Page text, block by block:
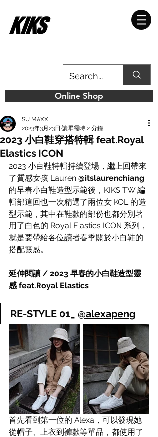
Online Shop
2023 小白鞋穿搭特輯 feat.Royal
Elastics ICON
SU MAXX
2023年3月23日 讀畢需時 2 分鐘
2023 小白鞋特輯持續登場，繼上回帶來
了質感女孩 Lauren @itslaurenchiang
的早春小白鞋造型示範後，KIKS TW 編
輯部這回也一次精選了兩位女 KOL 的造
型示範，其中在鞋款的部份也都分別著
用了白色的 Royal Elastics ICON 系列，
就是要帶給各位讀者春季關於小白鞋的
搭配靈感。
延伸閱讀 / 2023 早春的小白鞋造型靈
感 feat.Royal Elastics
RE-STYLE 01_ @alexapeng
首先看到第一位的 Alexa，可以發現她
從帽子、上衣到褲款等單品，都使用了